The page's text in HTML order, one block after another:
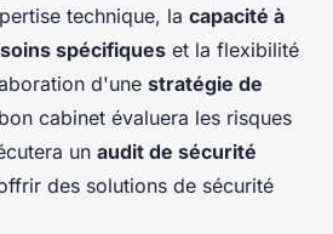
technique, la capacité à
spécifiques et la flexibilité
d'une stratégie de
cabinet évaluera les risques
un audit de sécurité
des solutions de sécurité